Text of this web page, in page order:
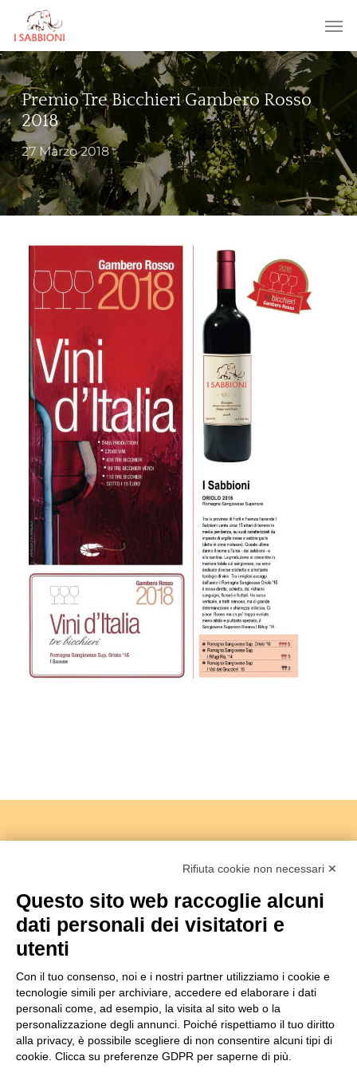
main
content
Premio Tre Bicchieri Gambero Rosso
2018
27 Marzo 2018
Copyright 2018 -Società Agricola I Sabbioni S.S
Viale Bologna 286/A - 47122 Forlì Italia
P.IVA 03760260400Informativa Privacy&Cookie Policy
Managed by Hi-Net
Gestisci consenso
Rifiuta cookie non necessari ✕
Questo sito web raccoglie alcuni
dati personali dei visitatori e
utenti
Con il tuo consenso, noi e i nostri partner utilizziamo i cookie e
tecnologie simili per archiviare, accedere ed elaborare i dati
personali come, ad esempio, la visita al sito web o la
personalizzazione degli annunci. Poiché rispettiamo il tuo diritto
alla privacy, è possibile scegliere di non consentire alcuni tipi di
cookie. Clicca su preferenze GDPR per saperne di più.